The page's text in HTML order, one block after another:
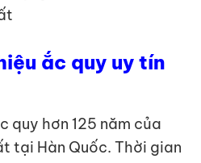
ắc quy uy tín
quy hơn 125 năm của
tại Hàn Quốc. Thời gian